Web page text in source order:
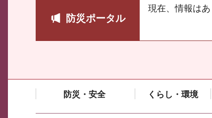
防災ポータル
現在、情報はあ
防災・安全 くらし・環境